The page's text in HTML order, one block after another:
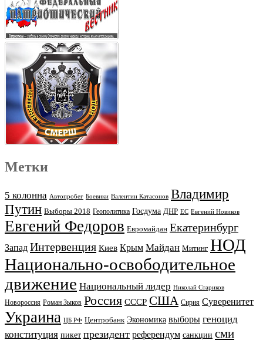
Метки
5 колонна Автопробег Боевики Валентин Катасонов Владимир
Путин Выборы 2018 Геополитика Госдума ДНР ЕС Евгений Новиков
Евгений Федоров Евромайдан Екатеринбург
Запад Интервенция Киев Крым Майдан Митинг НОД
Национально-освободительное
движение Национальный лидер Николай Стариков
Новороссия Роман Зыков Россия СССР США Сирия Суверенитет
Украина ЦБ РФ Центробанк Экономика выборы геноцид
конституция пикет президент референдум санкции сми